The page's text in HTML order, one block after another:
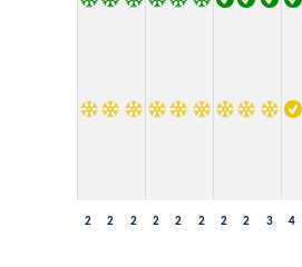
2 2 2 2 2 2 2 2 3 4